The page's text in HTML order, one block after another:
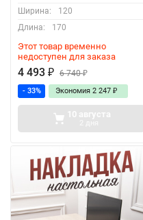
Ширина:
120
Длина:
170
Этот товар временно
недоступен для заказа
4 493 ₽ 6 740₽
- 33% Экономия 2 247 ₽
10 августа